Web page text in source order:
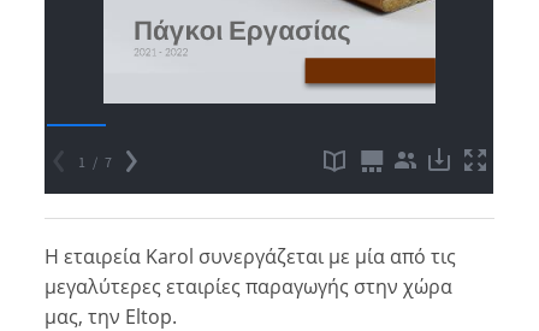
Η εταιρεία Karol συνεργάζεται με μία από τις
μεγαλύτερες εταιρίες παραγωγής στην χώρα
μας, την Eltop.